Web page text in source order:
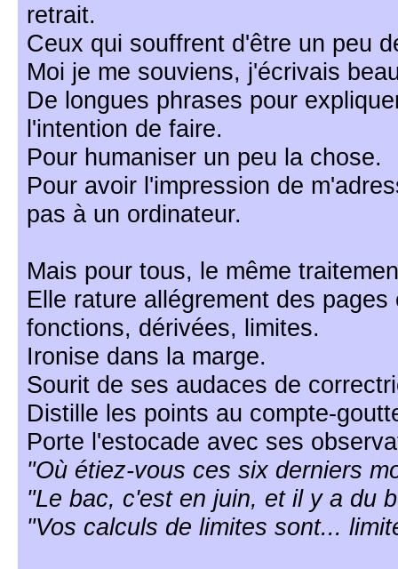
retrait.
Ceux qui souffrent d'être un peu
Moi je me souviens, j'écrivais
De longues phrases pour
l'intention de faire.
Pour humaniser un peu la chose.
Pour avoir l'impression de
pas à un ordinateur.
Mais pour tous, le même
Elle rature allégrement des
fonctions, dérivées, limites.
Ironise dans la marge.
Sourit de ses audaces de
Distille les points au compte-
Porte l'estocade avec ses
"Où étiez-vous ces six derniers
"Le bac, c'est en juin, et il y a du
"Vos calculs de limites sont...